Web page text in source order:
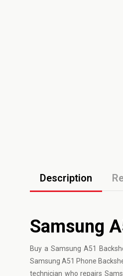
Description
Samsung
Buy a Samsung A51
Samsung A51 Phone
technician who repairs